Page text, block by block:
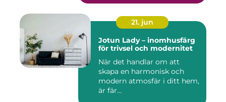
21. jun
Jotun Lady – inomhusfärg
för trivsel och modernitet
När det handlar om att
skapa en harmonisk och
modern atmosfär i ditt hem,
är fär...